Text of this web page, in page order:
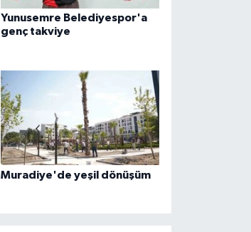
Yunusemre Belediyespor'a
genç takviye
Muradiye'de yeşil dönüşüm